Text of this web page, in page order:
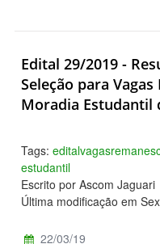
Edital 29/2019 -
Seleção para
Moradia Estudantil
Tags:
estudantil
Escrito por Ascom Jaguari
Última modificação em
22/03/19